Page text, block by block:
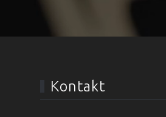
Kontakt